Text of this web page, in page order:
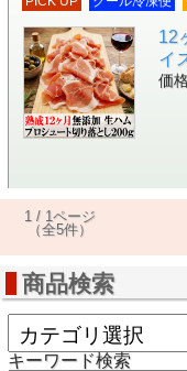
12
イ
価
1 / 1ページ
（全5件）
商品検索
キーワード検索